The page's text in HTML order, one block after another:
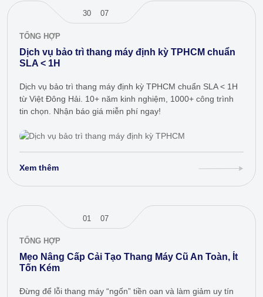
30 07
TỔNG HỢP
Dịch vụ bảo trì thang máy định kỳ TPHCM chuẩn
SLA < 1H
Dịch vụ bảo trì thang máy định kỳ TPHCM chuẩn SLA < 1H
từ Việt Đông Hải. 10+ năm kinh nghiệm, 1000+ công trình
tin chọn. Nhận báo giá miễn phí ngay!
Xem thêm
01 07
TỔNG HỢP
Mẹo Nâng Cấp Cải Tạo Thang Máy Cũ An Toàn, Ít
Tốn Kém
Đừng để lỗi thang máy “ngốn” tiền oan và làm giảm uy tín